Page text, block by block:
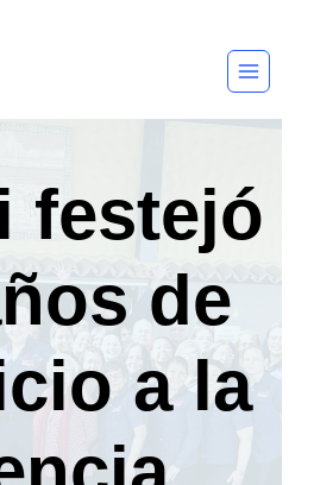
festejó
de
a la